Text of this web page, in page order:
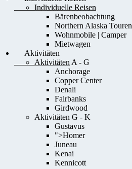
Individuelle Reisen
Bärenbeobachtung
Northern Alaska Touren
Wohnmobile | Camper
Mietwagen
Aktivitäten
Aktivitäten A - G
Anchorage
Copper Center
Denali
Fairbanks
Girdwood
Aktivitäten G - K
Gustavus
">Homer
Juneau
Kenai
Kennicott